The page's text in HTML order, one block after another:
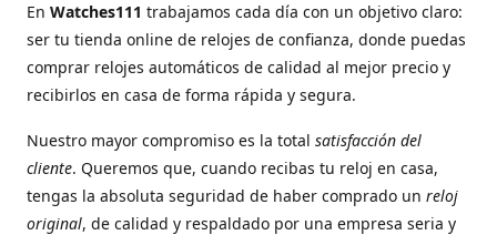
En Watches111 trabajamos cada día con un objetivo claro:
ser tu tienda online de relojes de confianza, donde puedas
comprar relojes automáticos de calidad al mejor precio y
recibirlos en casa de forma rápida y segura.
Nuestro mayor compromiso es la total satisfacción del
cliente. Queremos que, cuando recibas tu reloj en casa,
tengas la absoluta seguridad de haber comprado un reloj
original, de calidad y respaldado por una empresa seria y